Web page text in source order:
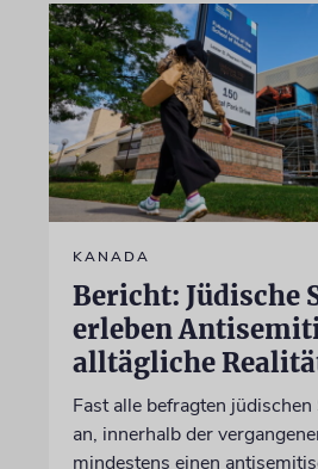
KANADA
Bericht: Jüdische
erleben
alltägliche
Fast alle befragten
an, innerhalb der
mindestens einen